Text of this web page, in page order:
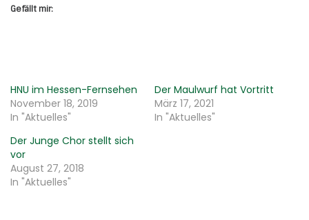
Gefällt mir:
HNU im Hessen-Fernsehen
November 18, 2019
In "Aktuelles"
Der Maulwurf hat Vortritt
März 17, 2021
In "Aktuelles"
Der Junge Chor stellt sich
vor
August 27, 2018
In "Aktuelles"